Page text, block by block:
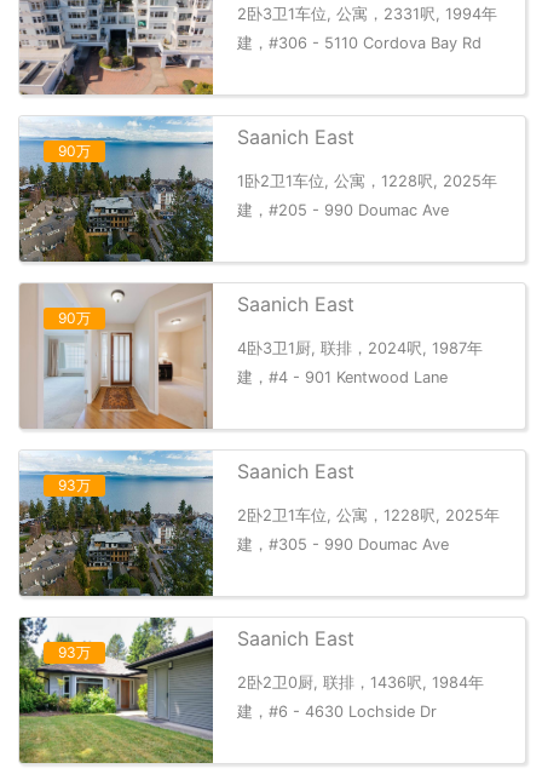
2卧3卫1车位, 公寓，2331呎, 1994年
建，#306 - 5110 Cordova Bay Rd
90万
Saanich East
1卧2卫1车位, 公寓，1228呎, 2025年
建，#205 - 990 Doumac Ave
90万
Saanich East
4卧3卫1厨, 联排，2024呎, 1987年
建，#4 - 901 Kentwood Lane
93万
Saanich East
2卧2卫1车位, 公寓，1228呎, 2025年
建，#305 - 990 Doumac Ave
93万
Saanich East
2卧2卫0厨, 联排，1436呎, 1984年
建，#6 - 4630 Lochside Dr